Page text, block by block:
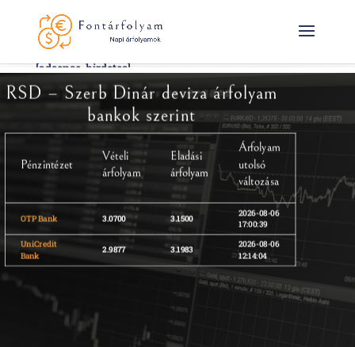
[adsense-hirdetes]
RSD – Szerb Dinár deviza árfolyam
bankok szerint
Pénzintézet
Vételi
árfolyam
Eladási
árfolyam
Árfolyam
utolsó
változása
OTP Bank 3.0700 3.1500
2026-08-06
17:00:39
UniCredit
Bank
2.9877 3.1983 2026-08-06
12:14:04